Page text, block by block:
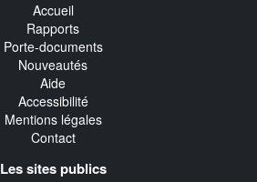
Accueil
Rapports
Porte-documents
Nouveautés
Aide
Accessibilité
Mentions légales
Contact
Les sites publics